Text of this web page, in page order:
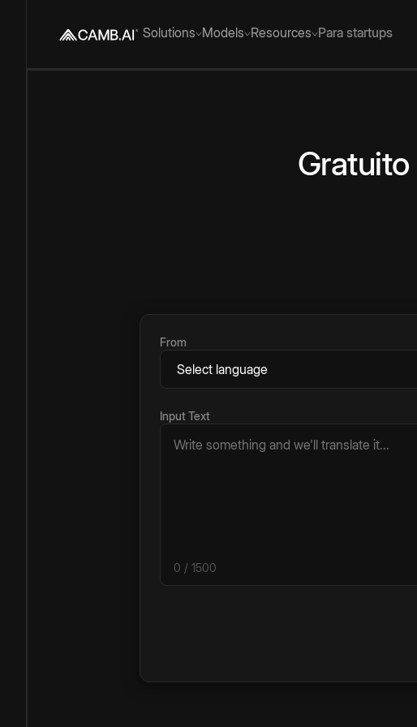
Solutions Models Resources Para startups
Gratuito
From
Input Text
0 / 1500